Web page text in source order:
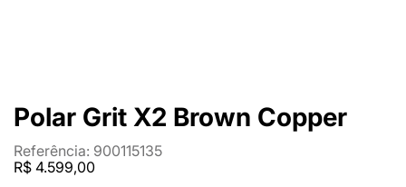
Polar Grit X2 Brown Copper
Referência: 900115135
R$ 4.599,00